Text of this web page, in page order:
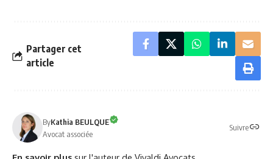
Partager cet
article
ByKathia BEULQUE
Avocat associée
Suivre